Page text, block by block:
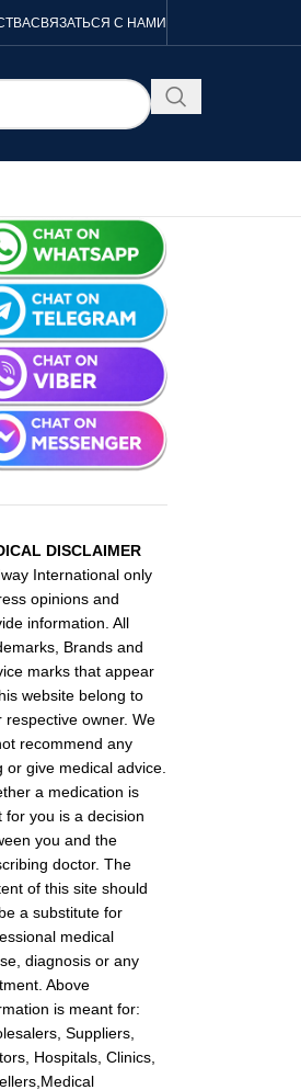
СВЯЗАТЬСЯ С НАМИ
DISCLAIMER
International only
opinions and
information. All
Brands and
marks that appear
website belong to
respective owner. We
recommend any
or give medical advice.
a medication is
for you is a decision
you and the
doctor. The
of this site should
a substitute for
medical
diagnosis or any
Above
is meant for:
Suppliers,
Hospitals, Clinics,